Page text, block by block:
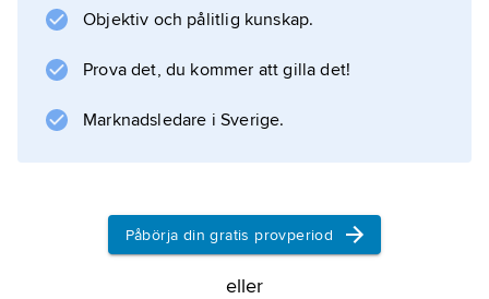
med t.ex. utrikespolitik, förhandlingar,
utrikesförvaltningar eller internationella
organisationer.
Innehållet/uppgifterna
Objektiv och pålitlig kunskap.
Prova det, du kommer att gilla det!
Marknadsledare i Sverige.
Påbörja din gratis provperiod
eller